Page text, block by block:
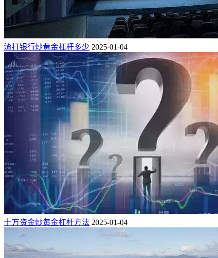
渣打银行炒黄金杠杆多少 2025-01-04
十万资金炒黄金杠杆方法 2025-01-04